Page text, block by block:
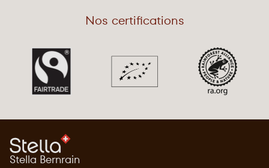
Nos certifications
Stella Bernrain